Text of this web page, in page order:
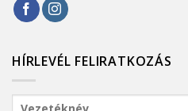
HÍRLEVÉL FELIRATKOZÁS